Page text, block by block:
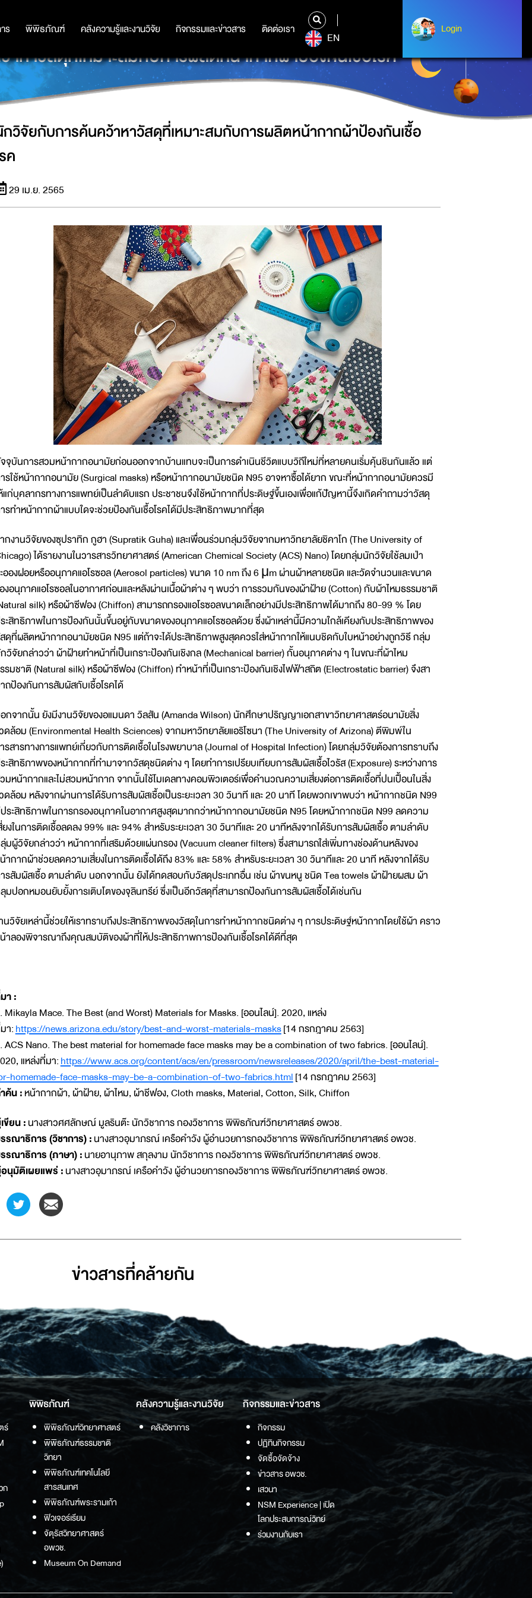
ร พิพิธภัณฑ์ คลังความรู้และงานวิจัย กิจกรรมและข่าวสาร ติดต่อเรา
ร พิพิธภัณฑ์ คลังความรู้และงานวิจัย กิจกรรมและข่าวสาร ติดต่อเรา
EN
Login
Login
หาวัสดุที่เหมาะสมกับการผลิตหน้ากากผ้าป้องกันเชื้อโรค
วิจัยกับการค้นคว้าหาวัสดุที่เหมาะสมกับการผลิตหน้ากากผ้าป้องกันเชื้อ
ค
29 เม.ย. 2565
จุบันการสวมหน้ากากอนามัยก่อนออกจากบ้านแทบจะเป็นการดำเนินชีวิตแบบวิถีใหม่ที่หลายคนเริ่มคุ้นชินกันแล้ว แต่
รใช้หน้ากากอนามัย (Surgical masks) หรือหน้ากากอนามัยชนิด N95 อาจหาซื้อได้ยาก ขณะที่หน้ากากอนามัยควรมี
แก่บุคลากรทางการแพทย์เป็นลำดับแรก ประชาชนจึงใช้หน้ากากที่ประดิษฐ์ขึ้นเองเพื่อแก้ปัญหานี้จึงเกิดคำถามว่าวัสดุ
รทำหน้ากากผ้าแบบใดจะช่วยป้องกันเชื้อโรคได้มีประสิทธิภาพมากที่สุด
กงานวิจัยของซุปราทิก กูฮา (Supratik Guha) และเพื่อนร่วมกลุ่มวิจัยจากมหาวิทยาลัยชิคาโก (The University of
ได้รายงานในวารสารวิทยาศาสตร์ (American Chemical Society (ACS) Nano) โดยกลุ่มนักวิจัยใช้ลมเป่า
อองฝอยหรืออนุภาคแอโรซอล (Aerosol particles) ขนาด 10 nm ถึง 6 μm ผ่านผ้าหลายชนิด และวัดจำนวนและขนาด
งอนุภาคแอโรซอลในอากาศก่อนและหลังผ่านเนื้อผ้าต่าง ๆ พบว่า การรวมกันของผ้าฝ้าย (Cotton) กับผ้าไหมธรรมชาติ
silk) หรือผ้าซีฟอง (Chiffon) สามารถกรองแอโรซอลขนาดเล็กอย่างมีประสิทธิภาพได้มากถึง 80-99 % โดย
ะสิทธิภาพในการป้องกันนั้นขึ้นอยู่กับขนาดของอนุภาคแอโรซอลด้วย ซึ่งผ้าเหล่านี้มีความใกล้เคียงกับประสิทธิภาพของ
ดุที่ผลิตหน้ากากอนามัยชนิด N95 แต่ถ้าจะได้ประสิทธิภาพสูงสุดควรใส่หน้ากากให้แนบชิดกับใบหน้าอย่างถูกวิธี กลุ่ม
วิจัยกล่าวว่า ผ้าฝ้ายทำหน้าที่เป็นเกราะป้องกันเชิงกล (Mechanical barrier) กั้นอนุภาคต่าง ๆ ในขณะที่ผ้าไหม
รมชาติ (Natural silk) หรือผ้าซีฟอง (Chiffon) ทำหน้าที่เป็นเกราะป้องกันเชิงไฟฟ้าสถิต (Electrostatic barrier) จึงสา
ถป้องกันการสัมผัสกับเชื้อโรคได้
กจากนั้น ยังมีงานวิจัยของอแมนดา วิลสัน (Amanda Wilson) นักศึกษาปริญญาเอกสาขาวิทยาศาสตร์อนามัยสิ่ง
ดล้อม (Environmental Health Sciences) จากมหาวิทยาลัยแอริโซนา (The University of Arizona) ตีพิมพ์ใน
รสารทางการแพทย์เกี่ยวกับการติดเชื้อในโรงพยาบาล (Journal of Hospital Infection) โดยกลุ่มวิจัยต้องการทราบถึง
ะสิทธิภาพของหน้ากากที่ทำมาจากวัสดุชนิดต่าง ๆ โดยทำการเปรียบเทียบการสัมผัสเชื้อไวรัส (Exposure) ระหว่างการ
มหน้ากากและไม่สวมหน้ากาก จากนั้นใช้โมเดลทางคอมพิวเตอร์เพื่อคำนวณความเสี่ยงต่อการติดเชื้อที่ปนเปื้อนในสิ่ง
ดล้อม หลังจากผ่านการได้รับการสัมผัสเชื้อเป็นระยะเวลา 30 วินาที และ 20 นาที โดยพวกเขาพบว่า หน้ากากชนิด N99
ระสิทธิภาพในการกรองอนุภาคในอากาศสูงสุดมากกว่าหน้ากากอนามัยชนิด N95 โดยหน้ากากชนิด N99 ลดความ
ยงในการติดเชื้อลดลง 99% และ 94% สำหรับระยะเวลา 30 วินาทีและ 20 นาทีหลังจากได้รับการสัมผัสเชื้อ ตามลำดับ
มผู้วิจัยกล่าวว่า หน้ากากที่เสริมด้วยแผ่นกรอง (Vacuum cleaner filters) ซึ่งสามารถใส่เพิ่มทางช่องด้านหลังของ
ากากผ้าช่วยลดความเสี่ยงในการติดเชื้อได้ถึง 83% และ 58% สำหรับระยะเวลา 30 วินาทีและ 20 นาที หลังจากได้รับ
รสัมผัสเชื้อ ตามลำดับ นอกจากนั้น ยังได้ทดสอบกับวัสดุประเภทอื่น เช่น ผ้าขนหนู ชนิด Tea towels ผ้าฝ้ายผสม ผ้า
มปอกหมอนยับยั้งการเติบโตของจุลินทรีย์ ซึ่งเป็นอีกวัสดุที่สามารถป้องกันการสัมผัสเชื้อได้เช่นกัน
นวิจัยเหล่านี้ช่วยให้เราทราบถึงประสิทธิภาพของวัสดุในการทำหน้ากากชนิดต่าง ๆ การประดิษฐ์หน้ากากโดยใช้ผ้า คราว
าลองพิจารณาถึงคุณสมบัติของผ้าที่ให้ประสิทธิภาพการป้องกันเชื้อโรคได้ดีที่สุด
า :
Mikayla Mace. The Best (and Worst) Materials for Masks. [ออนไลน์]. 2020, แหล่ง
า:https://news.arizona.edu/story/best-and-worst-materials-masks[14 กรกฎาคม 2563]
ACS Nano. The best material for homemade face masks may be a combination of two fabrics. [ออนไลน์].
แหล่งที่มา:https://www.acs.org/content/acs/en/pressroom/newsreleases/2020/april/the-best-material-
homemade-face-masks-may-be-a-combination-of-two-fabrics.html[14 กรกฎาคม 2563]
ค้น :หน้ากากผ้า, ผ้าฝ้าย, ผ้าไหม, ผ้าชีฟอง, Cloth masks, Material, Cotton, Silk, Chiffon
ขียน :นางสาวศศลักษณ์ มูลรินต๊ะ นักวิชาการ กองวิชาการ พิพิธภัณฑ์วิทยาศาสตร์ อพวช.
รณาธิการ (วิชาการ) :นางสาวอุมาภรณ์ เครือคำวัง ผู้อำนวยการกองวิชาการ พิพิธภัณฑ์วิทยาศาสตร์ อพวช.
รณาธิการ (ภาษา) :นายอานุภาพ สกุลงาม นักวิชาการ กองวิชาการ พิพิธภัณฑ์วิทยาศาสตร์ อพวช.
นุมัติเผยแพร่ :นางสาวอุมาภรณ์ เครือคำวัง ผู้อำนวยการกองวิชาการ พิพิธภัณฑ์วิทยาศาสตร์ อพวช.
ข่าวสารที่่คล้ายกัน
ร์
ก
พิพิธภัณฑ์
พิพิธภัณฑ์วิทยาศาสตร์
พิพิธภัณฑ์ธรรมชาติ
วิทยา
พิพิธภัณฑ์เทคโนโลยี
สารสนเทศ
พิพิธภัณฑ์พระรามเก้า
ฟิวเจอร์เรียม
จัตุรัสวิทยาศาสตร์
อพวช.
Museum On Demand
คลังความรู้และงานวิจัย
คลังวิชาการ
กิจกรรมและข่าวสาร
กิจกรรม
ปฏิทินกิจกรรม
จัดซื้อจัดจ้าง
ข่าวสาร อพวช.
เสวนา
NSM Experience | เปิด
โลกประสบการณ์วิทย์
ร่วมงานกับเรา